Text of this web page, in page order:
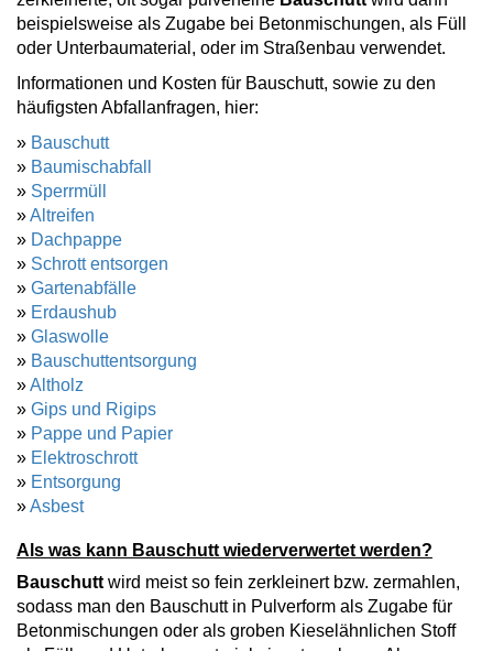
beispielsweise als Zugabe bei Betonmischungen, als Füll
oder Unterbaumaterial, oder im Straßenbau verwendet.
Informationen und Kosten für Bauschutt, sowie zu den
häufigsten Abfallanfragen, hier:
» Bauschutt
» Baumischabfall
» Sperrmüll
»Altreifen
» Dachpappe
» Schrott entsorgen
» Gartenabfälle
» Erdaushub
» Glaswolle
» Bauschuttentsorgung
»Altholz
» Gips und Rigips
» Pappe und Papier
» Elektroschrott
» Entsorgung
»Asbest
Als was kann Bauschutt wiederverwertet werden?
Bauschutt wird meist so fein zerkleinert bzw. zermahlen,
sodass man den Bauschutt in Pulverform als Zugabe für
Betonmischungen oder als groben Kieselähnlichen Stoff